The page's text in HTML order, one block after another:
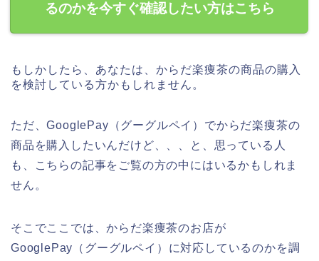
るのかを今すぐ確認したい方はこちら
もしかしたら、あなたは、からだ楽痩茶の商品の購入
を検討している方かもしれません。
ただ、GooglePay（グーグルペイ）でからだ楽痩茶の
商品を購入したいんだけど、、、と、思っている人
も、こちらの記事をご覧の方の中にはいるかもしれま
せん。
そこでここでは、からだ楽痩茶のお店が
GooglePay（グーグルペイ）に対応しているのかを調